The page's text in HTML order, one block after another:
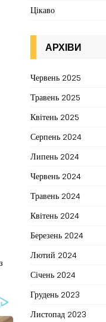
Цікаво
АРХІВИ
Червень 2025
Травень 2025
Квітень 2025
Серпень 2024
Липень 2024
Червень 2024
Травень 2024
Квітень 2024
Березень 2024
Лютий 2024
Січень 2024
Грудень 2023
Листопад 2023